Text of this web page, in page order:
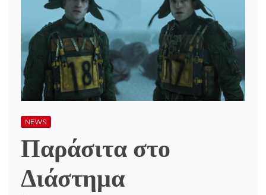
NEWS
Παράσιτα στο
Διάστημα